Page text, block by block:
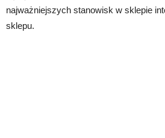
najważniejszych stanowisk w sklepie
sklepu.